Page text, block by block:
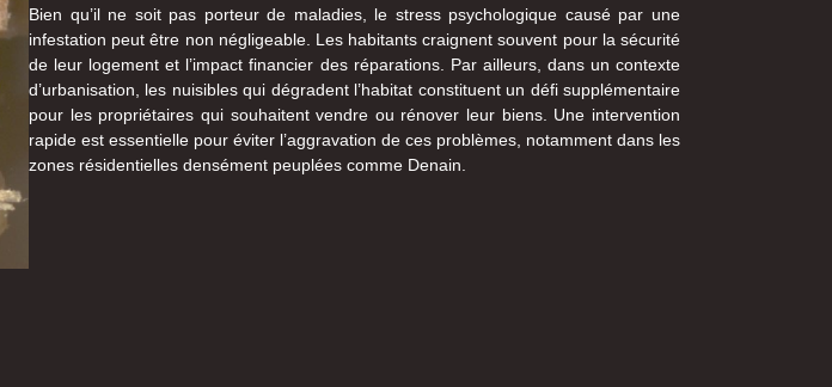
Bien qu’il ne soit pas porteur de maladies, le stress psychologique causé par une
infestation peut être non négligeable. Les habitants craignent souvent pour la sécurité
de leur logement et l’impact financier des réparations. Par ailleurs, dans un contexte
d’urbanisation, les nuisibles qui dégradent l’habitat constituent un défi supplémentaire
pour les propriétaires qui souhaitent vendre ou rénover leur biens. Une intervention
rapide est essentielle pour éviter l’aggravation de ces problèmes, notamment dans les
zones résidentielles densément peuplées comme Denain.